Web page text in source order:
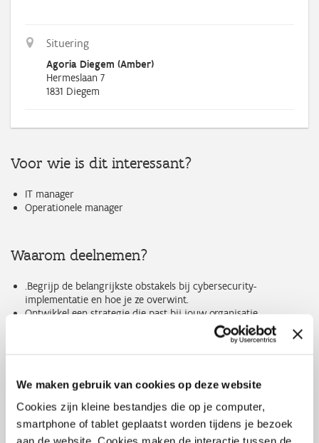
We maken gebruik van cookies op deze website
Cookies zijn kleine bestandjes die op je computer,
smartphone of tablet geplaatst worden tijdens je bezoek
Situering
Agoria Diegem (Amber)
Hermeslaan 7
1831 Diegem
Voor wie is dit interessant?
IT manager
Operationele manager
Waarom deelnemen?
.Begrijp de belangrijkste obstakels bij cybersecurity-
implementatie en hoe je ze overwint.
Ontwikkel een strategie die past bij jouw organisatie.
Leer van praktijkcases en ervaringen van andere bedrijven
Ontvang tips over compliance (GDPR, NIS2, CRA) en
Onderwerpen
We stemmen het programma graag af op uw noden. Een greep